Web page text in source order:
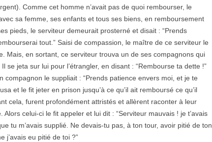
Comme cet homme n’avait pas de quoi rembourser, le
sa femme, ses enfants et tous ses biens, en remboursement
pieds, le serviteur demeurait prosterné et disait : “Prends
tout.” Saisi de compassion, le maître de ce serviteur le
Mais, en sortant, ce serviteur trouva un de ses compagnons qui
se jeta sur lui pour l’étrangler, en disant : “Rembourse ta dette !”
compagnon le suppliait : “Prends patience envers moi, et je te
et le fit jeter en prison jusqu’à ce qu’il ait remboursé ce qu’il
cela, furent profondément attristés et allèrent raconter à leur
Alors celui-ci le fit appeler et lui dit : “Serviteur mauvais ! je t’avais
tu m’avais supplié. Ne devais-tu pas, à ton tour, avoir pitié de ton
j’avais eu pitié de toi ?”